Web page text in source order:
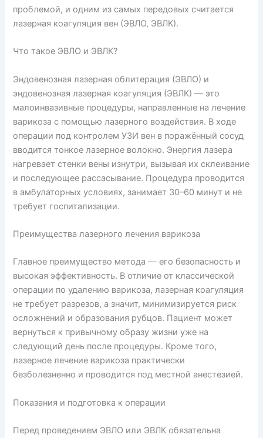
проблемой, и одним из самых передовых считается
лазерная коагуляция вен (ЭВЛО, ЭВЛК).
Что такое ЭВЛО и ЭВЛК?
Эндовенозная лазерная облитерация (ЭВЛО) и
эндовенозная лазерная коагуляция (ЭВЛК) — это
малоинвазивные процедуры, направленные на лечение
варикоза с помощью лазерного воздействия. В ходе
операции под контролем УЗИ вен в поражённый сосуд
вводится тонкое лазерное волокно. Энергия лазера
нагревает стенки вены изнутри, вызывая их склеивание
и последующее рассасывание. Процедура проводится
в амбулаторных условиях, занимает 30–60 минут и не
требует госпитализации.
Преимущества лазерного лечения варикоза
Главное преимущество метода — его безопасность и
высокая эффективность. В отличие от классической
операции по удалению варикоза, лазерная коагуляция
не требует разрезов, а значит, минимизируется риск
осложнений и образования рубцов. Пациент может
вернуться к привычному образу жизни уже на
следующий день после процедуры. Кроме того,
лазерное лечение варикоза практически
безболезненно и проводится под местной анестезией.
Показания и подготовка к операции
Перед проведением ЭВЛО или ЭВЛК обязательна